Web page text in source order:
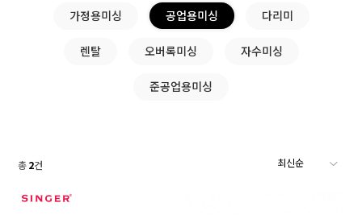
가정용미싱 공업용미싱 다리미
렌탈 오버록미싱 자수미싱
준공업용미싱
총2건